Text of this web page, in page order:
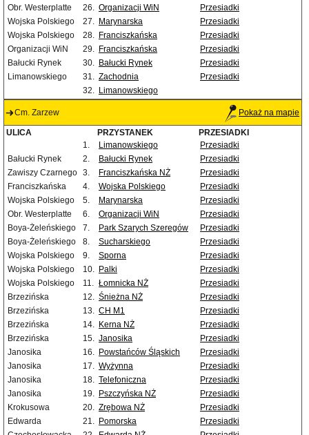
Obr. Westerplatte
26. Organizacji WiN
Przesiadki
Wojska Polskiego
27. Marynarska
Przesiadki
Wojska Polskiego
28. Franciszkańska
Przesiadki
Organizacji WiN
29. Franciszkańska
Przesiadki
Bałucki Rynek
30. Bałucki Rynek
Przesiadki
Limanowskiego
31. Zachodnia
Przesiadki
32. Limanowskiego
Cm. Zarzew Pokaż na mapie
ULICA PRZYSTANEK
PRZESIADKI
1.
Limanowskiego
Przesiadki
Bałucki Rynek
2. Bałucki Rynek
Przesiadki
Zawiszy Czarnego 3. Franciszkańska NŻ
Przesiadki
Franciszkańska
4. Wojska Polskiego
Przesiadki
Wojska Polskiego
5. Marynarska
Przesiadki
Obr. Westerplatte
6. Organizacji WiN
Przesiadki
Boya-Żeleńskiego
7. Park Szarych Szeregów
Przesiadki
Boya-Żeleńskiego
8. Sucharskiego
Przesiadki
Wojska Polskiego
9. Sporna
Przesiadki
Wojska Polskiego
10. Palki
Przesiadki
Wojska Polskiego
11. Łomnicka NŻ
Przesiadki
Brzezińska
12. Śnieżna NŻ
Przesiadki
Brzezińska
13. CH M1
Przesiadki
Brzezińska
14. Kerna NŻ
Przesiadki
Brzezińska
15. Janosika
Przesiadki
Janosika
16. Powstańców Śląskich
Przesiadki
Janosika
17. Wyżynna
Przesiadki
Janosika
18. Telefoniczna
Przesiadki
Janosika
19. Pszczyńska NŻ
Przesiadki
Krokusowa
20. Zrębowa NŻ
Przesiadki
Edwarda
21. Pomorska
Przesiadki